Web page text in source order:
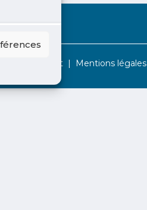
Contact Mentions légales